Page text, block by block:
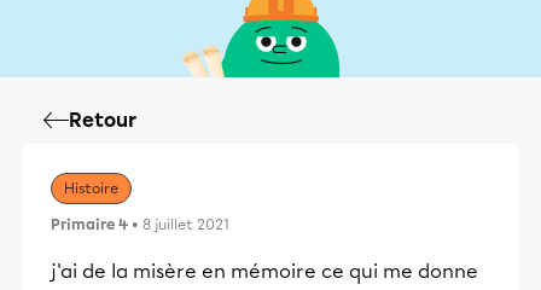
Retour
Histoire
Primaire 4 • 8 juillet 2021
j'ai de la misère en mémoire ce qui me donne